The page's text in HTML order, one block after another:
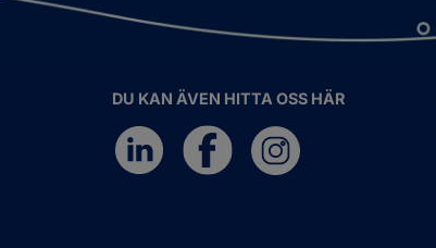
DU KAN ÄVEN HITTA OSS HÄR